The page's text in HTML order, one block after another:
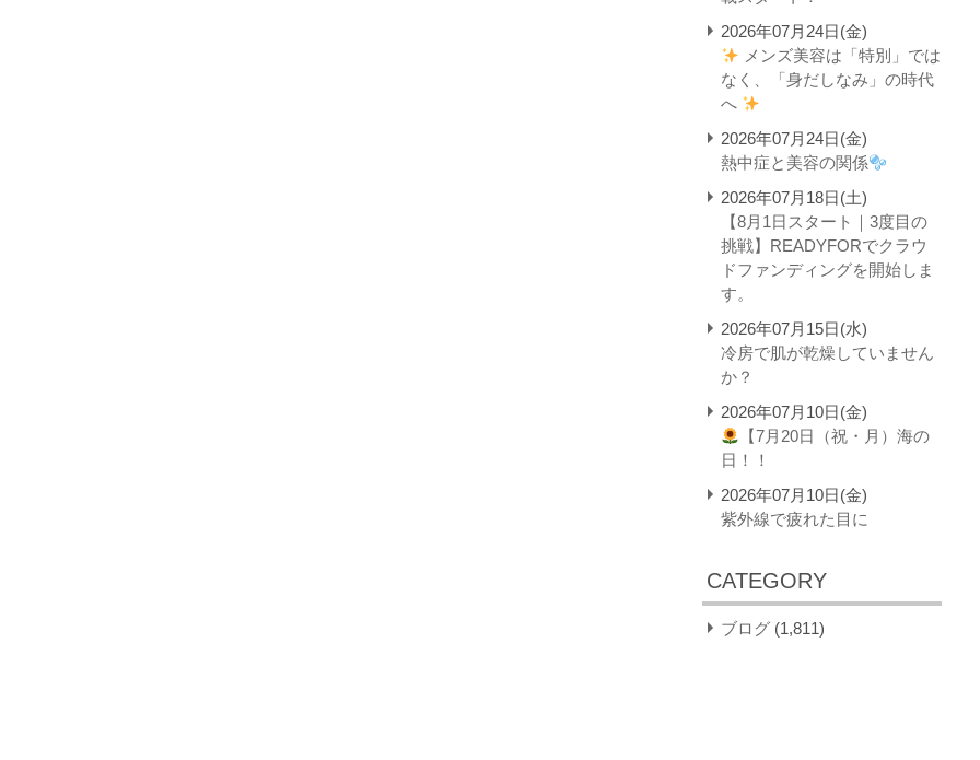
2026年07月24日(金)
メンズ美容は「特別」では
なく、「身だしなみ」の時代
へ
2026年07月24日(金)
熱中症と美容の関係
2026年07月18日(土)
【8月1日スタート｜3度目の
挑戦】READYFORでクラウ
ドファンディングを開始しま
す。
2026年07月15日(水)
冷房で肌が乾燥していません
か？
2026年07月10日(金)
【7月20日（祝・月）海の
日！！
2026年07月10日(金)
紫外線で疲れた目に
CATEGORY
ブログ(1,811)